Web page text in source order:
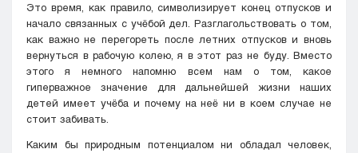
Это время, как правило, символизирует конец отпусков и
начало связанных с учёбой дел. Разглагольствовать о том,
как важно не перегореть после летних отпусков и вновь
вернуться в рабочую колею, я в этот раз не буду. Вместо
этого я немного напомню всем нам о том, какое
гиперважное значение для дальнейшей жизни наших
детей имеет учёба и почему на неё ни в коем случае не
стоит забивать.
Каким бы природным потенциалом ни обладал человек,